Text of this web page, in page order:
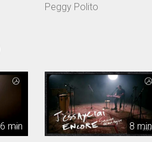
Peggy Polito
6 min 8 min